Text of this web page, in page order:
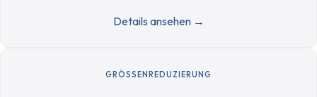
Details ansehen →
GRÖSSENREDUZIERUNG